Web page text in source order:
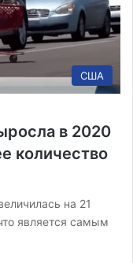
США
в 2020
количество
на 21
является самым